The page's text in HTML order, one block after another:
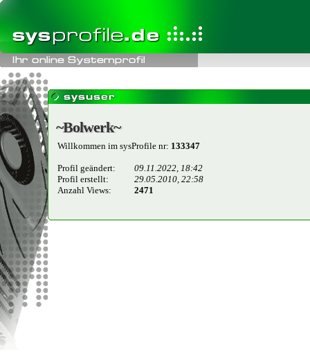
~Bolwerk~
~Bolwerk~
Willkommen im sysProfile nr: 133347
Profil geändert:
09.11.2022, 18:42
Profil erstellt:
29.05.2010, 22:58
Anzahl Views:
2471